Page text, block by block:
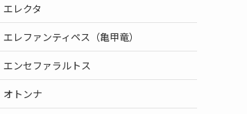
エレクタ
エレファンティペス（亀甲竜）
エンセファラルトス
オトンナ